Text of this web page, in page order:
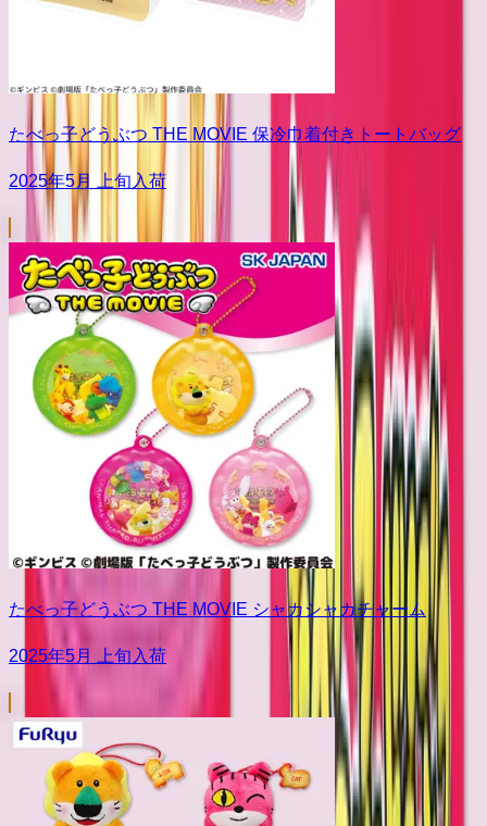
たべっ子どうぶつ THE MOVIE 保冷巾着付きトートバッグ
2025年5月 上旬入荷
たべっ子どうぶつ THE MOVIE シャカシャカチャーム
2025年5月 上旬入荷